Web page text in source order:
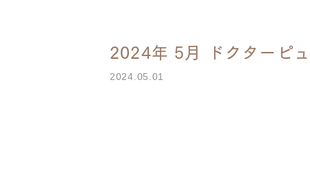
2024年 5月 ドクターピ
2024.05.01